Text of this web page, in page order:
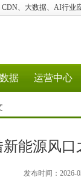
CDN、大数据、AI行业
据 运营中心
新能源风口
发布时间：2026-